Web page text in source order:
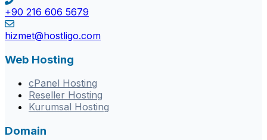
+90 216 606 5679
hizmet@hostligo.com
Web Hosting
cPanel Hosting
Reseller Hosting
Kurumsal Hosting
Domain